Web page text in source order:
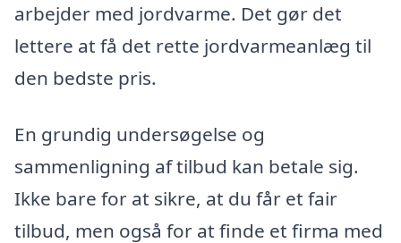
arbejder med jordvarme. Det gør det
lettere at få det rette jordvarmeanlæg til
den bedste pris.
En grundig undersøgelse og
sammenligning af tilbud kan betale sig.
Ikke bare for at sikre, at du får et fair
tilbud, men også for at finde et firma med